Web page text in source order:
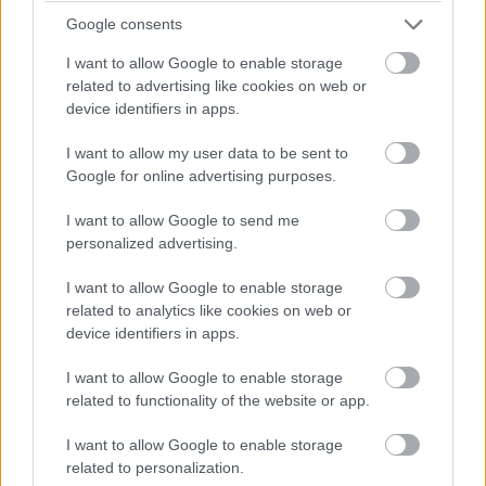
Google consents
I want to allow Google to enable storage
related to advertising like cookies on web or
device identifiers in apps.
I want to allow my user data to be sent to
Google for online advertising purposes.
I want to allow Google to send me
personalized advertising.
I want to allow Google to enable storage
related to analytics like cookies on web or
device identifiers in apps.
I want to allow Google to enable storage
related to functionality of the website or app.
I want to allow Google to enable storage
related to personalization.
A klipek után (vagyis igazából már közben is) különféle
reklámokat is készített, hiszen az öltönyösök hamar
felfigyeltek a részletpontos munkavégzésére, valamint
saját stúdióját, a Propagandát is ekkortájt alapította. Az
1980-as évektől egészen a 2000-es éra végéig olyan
Nike, az Adidas, a Budweiser, a Heineken vagy éppen a
Coca-Cola.